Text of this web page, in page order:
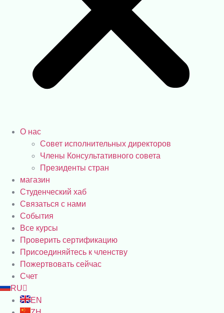
О нас
Совет исполнительных директоров
Члены Консультативного совета
Президенты стран
магазин
Студенческий хаб
Связаться с нами
События
Все курсы
Проверить сертификацию
Присоединяйтесь к членству
Пожертвовать сейчас
Счет
RU
EN